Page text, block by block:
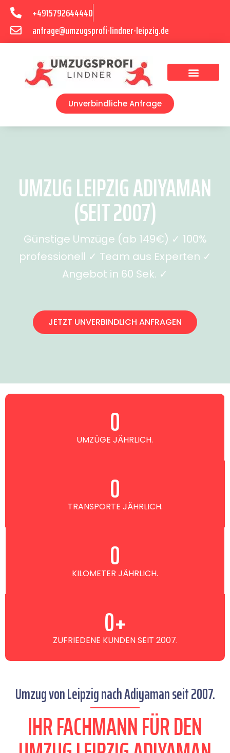
+4915792644440
anfrage@umzugsprofi-lindner-leipzig.de
Unverbindliche Anfrage
UMZUG LEIPZIG ADIYAMAN
(SEIT 2007)
Günstige Umzüge (ab 149€) ✓ 100%
professionell ✓ Team aus Experten ✓
Angebot in 60 Sek. ✓
JETZT UNVERBINDLICH ANFRAGEN
UMZÜGE JÄHRLICH.
0
TRANSPORTE JÄHRLICH.
0
KILOMETER JÄHRLICH.
0
ZUFRIEDENE KUNDEN SEIT 2007.
0+
Umzug von Leipzig nach Adiyaman seit 2007.
IHR FACHMANN FÜR DEN